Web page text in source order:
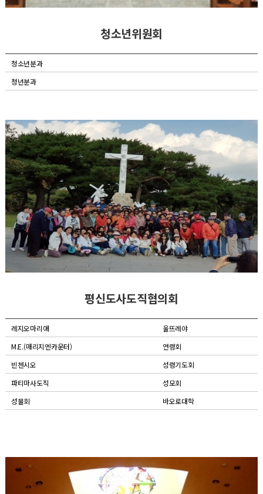
청소년위원회
청소년분과
청년분과
평신도사도직협의회
레지오마리애
울뜨레야
M.E.(매리지엔카운터)
연령회
빈첸시오
성령기도회
파티마사도직
성모회
성물회
바오로대학